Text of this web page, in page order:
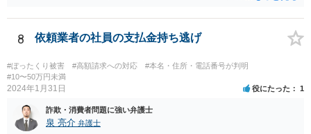
8 依頼業者の社員の支払金持ち逃げ
#ぼったくり被害 #高額請求への対応
#本名・住所・電話番号が判明
#10〜50万円未満
2024年1月31日 役にたった 1
詐欺・消費者問題に強い弁護士
泉 亮介 弁護士